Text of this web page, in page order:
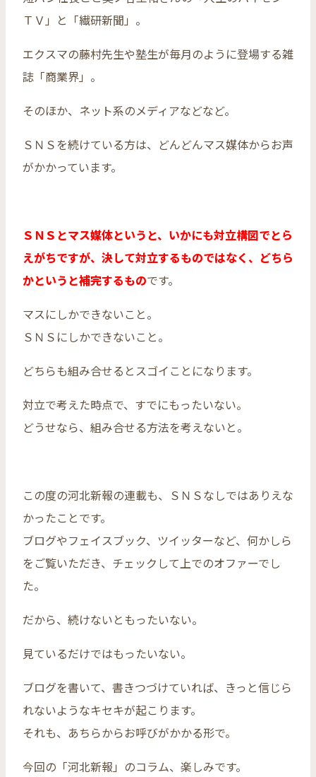
ＴＶ」と「繊研新聞」。
エクスマの藤村先生や塾生が毎月のように登場する雑
誌「商業界」。
そのほか、ネット系のメディアなどなど。
ＳＮＳを続けている方は、どんどんマス媒体からお声
がかかっています。
ＳＮＳとマス媒体というと、いかにも対立構図でとら
えがちですが、決して対立するものではなく、どちら
かというと補完するものです。
マスにしかできないこと。
ＳＮＳにしかできないこと。
どちらも組み合せるとスゴイことになります。
対立で考えた時点で、すでにもったいない。
どうせなら、組み合せる方法を考えないと。
この度の河北新報の連載も、ＳＮＳなしではありえな
かったことです。
ブログやフェイスブック、ツイッターなど、何かしら
をご覧いただき、チェックして上でのオファーでし
た。
だから、続けないともったいない。
見ているだけではもったいない。
ブログを書いて、書きつづけていれば、きっと信じら
れないようなキセキが起こります。
それも、あちらからお呼びがかかる形で。
今回の「河北新報」のコラム、楽しみです。